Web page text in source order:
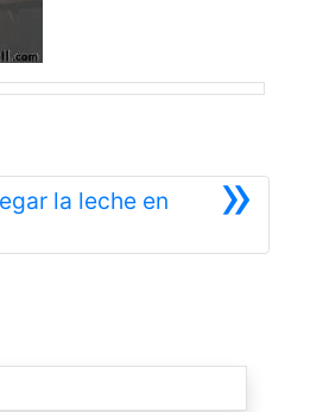
»
la leche en